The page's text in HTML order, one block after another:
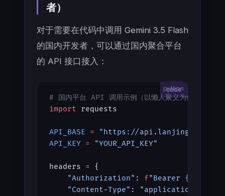
者）
对于需要在代码中调用 Gemini 3.5 Flash
的国内开发者，可以通过国内聚合平台
的 API 接口接入：
python
# 国内平台 API 调用示例（以懒人聚义为例）
import requests
API_BASE = "https://
API_KEY = "YOUR_API_KEY"
headers = {
    "Authorization"
: f"Bearer {API_KEY}
    "Content-Type"
: "application/json"